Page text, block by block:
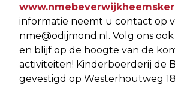
informatie neemt u contact op
nme@odijmond.nl . Volg ons
en blijf op de hoogte van de
activiteiten! Kinderboerderij de
gevestigd op Westerhoutweg